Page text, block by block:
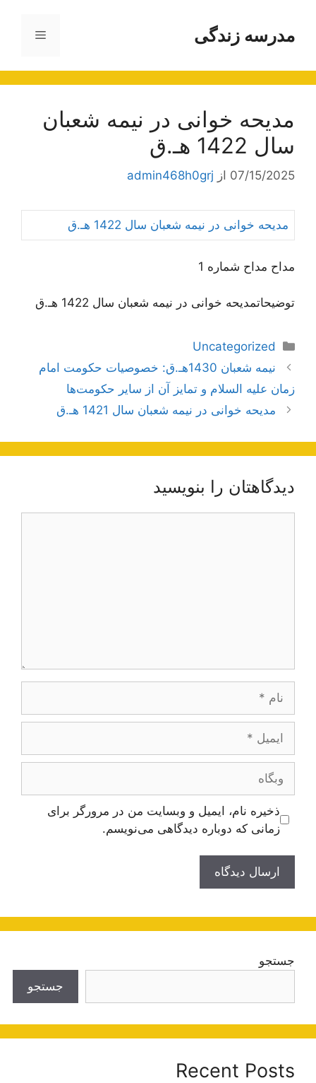
محتوامدرسه زندگی فهرست
مدیحه خوانی در نیمه شعبان
سال 1422 هـ.ق
07/15/2025 از admin468h0grj
مدیحه خوانی در نیمه شعبان سال 1422 هـ.ق
مداح مداح شماره 1
توضیحاتمدیحه خوانی در نیمه شعبان سال 1422 هـ.ق
دسته‌ها
Uncategorized
ناوبری
نوشته‌ها
نیمه شعبان 1430هـ.ق: خصوصیات حکومت امام
زمان علیه السلام و تمایز آن از سایر حکومت‌ها
مدیحه خوانی در نیمه شعبان سال 1421 هـ.ق
دیدگاهتان را بنویسید
وبگاه
ذخیره نام، ایمیل و وبسایت من در مرورگر برای
زمانی که دوباره دیدگاهی می‌نویسم.
جستجو
جستجو
Recent Posts